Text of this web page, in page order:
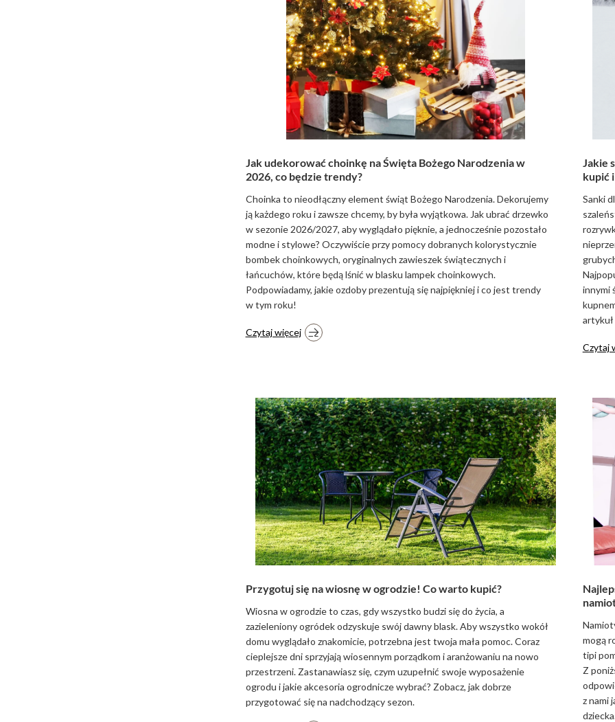
Jak udekorować choinkę na Święta Bożego Narodzenia w
2026, co będzie trendy?
Choinka to nieodłączny element świąt Bożego Narodzenia. Dekorujemy
ją każdego roku i zawsze chcemy, by była wyjątkowa. Jak ubrać drzewko
w sezonie 2026/2027, aby wyglądało pięknie, a jednocześnie pozostało
modne i stylowe? Oczywiście przy pomocy dobranych kolorystycznie
bombek choinkowych, oryginalnych zawieszek świątecznych i
łańcuchów, które będą lśnić w blasku lampek choinkowych.
Podpowiadamy, jakie ozdoby prezentują się najpiękniej i co jest trendy
w tym roku!
Czytaj więcej
Jakie
kupić
Sanki
innymi
Czytaj
Przygotuj się na wiosnę w ogrodzie! Co warto kupić?
Wiosna w ogrodzie to czas, gdy wszystko budzi się do życia, a
zazieleniony ogródek odzyskuje swój dawny blask. Aby wszystko wokół
domu wyglądało znakomicie, potrzebna jest twoja mała pomoc. Coraz
cieplejsze dni sprzyjają wiosennym porządkom i aranżowaniu na nowo
przestrzeni. Zastanawiasz się, czym uzupełnić swoje wyposażenie
ogrodu i jakie akcesoria ogrodnicze wybrać? Zobacz, jak dobrze
przygotować się na nadchodzący sezon.
mogą
tipi
Z
z nami